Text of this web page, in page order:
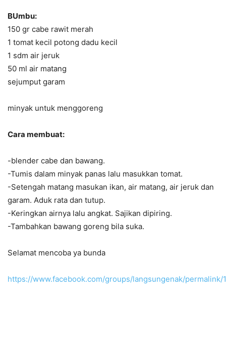
BUmbu:
150 gr cabe rawit merah
1 tomat kecil potong dadu kecil
1 sdm air jeruk
50 ml air matang
sejumput garam
minyak untuk menggoreng
Cara membuat:
-blender cabe dan bawang.
-Tumis dalam minyak panas lalu masukkan tomat.
-Setengah matang masukan ikan, air matang, air jeruk dan
garam. Aduk rata dan tutup.
-Keringkan airnya lalu angkat. Sajikan dipiring.
-Tambahkan bawang goreng bila suka.
Selamat mencoba ya bunda
https://www.facebook.com/groups/langsungenak/permalink/